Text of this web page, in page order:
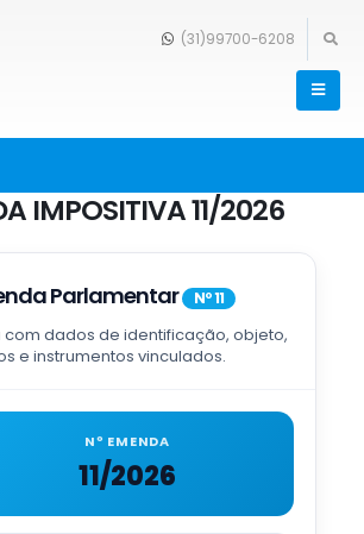
(31)99700-6208
IMPOSITIVA 11/2026
Parlamentar Nº 11
com dados de identificação, objeto,
e instrumentos vinculados.
Nº EMENDA
11/2026